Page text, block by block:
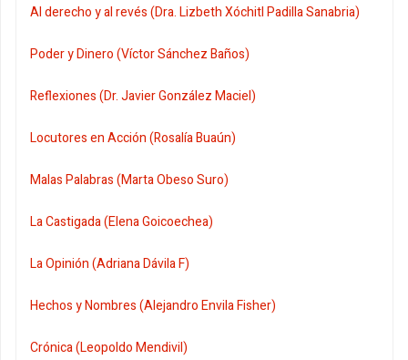
Al derecho y al revés (Dra. Lizbeth Xóchitl Padilla Sanabria)
Poder y Dinero (Víctor Sánchez Baños)
Reflexiones (Dr. Javier González Maciel)
Locutores en Acción (Rosalía Buaún)
Malas Palabras (Marta Obeso Suro)
La Castigada (Elena Goicoechea)
La Opinión (Adriana Dávila F)
Hechos y Nombres (Alejandro Envila Fisher)
Crónica (Leopoldo Mendivil)